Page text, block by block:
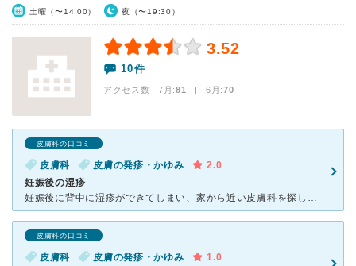
土曜（〜14:00） 夜（〜19:30）
3.52
10件
アクセス数 7月:81 | 6月:70
皮膚科の口コミ
皮膚科 皮膚の発疹・かゆみ
2.0
妊娠後の湿疹
妊娠後に背中に湿疹ができてしまい、家から近い皮膚科を探していて、口コミも良く、直接電話した際に妊婦でも大丈夫か確認したところ問題ないとのことでしたので受診しました。 実際病院に来ると、ここの病院
皮膚科の口コミ
皮膚科 皮膚の発疹・かゆみ
1.0